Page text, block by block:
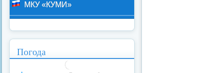
МКУ «КУМИ»
Погода